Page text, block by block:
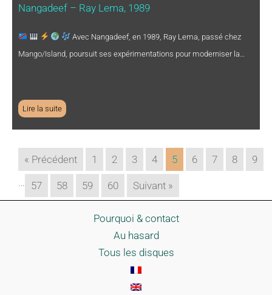
Nangadeef – Ray Lema, 1989
Avec Nangadeef, en 1989, Ray Lema, passé chez
Mango/Island, poursuit ses expérimentations pour moderniser la…
Lire la suite
« Précédent 1 2 3 4 5 6 7 8
9
… 57 58 59 60 Suivant »
Pourquoi & contact
Au hasard
Tous les disques